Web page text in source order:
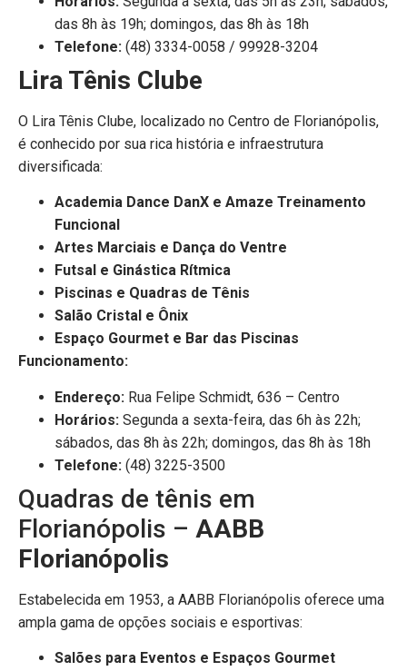
das 8h às 19h; domingos, das 8h às 18h
Telefone: (48) 3334-0058 / 99928-3204
Lira Tênis Clube
O Lira Tênis Clube, localizado no Centro de Florianópolis,
é conhecido por sua rica história e infraestrutura
diversificada:
Academia Dance DanX e Amaze Treinamento
Funcional
Artes Marciais e Dança do Ventre
Futsal e Ginástica Rítmica
Piscinas e Quadras de Tênis
Salão Cristal e Ônix
Espaço Gourmet e Bar das Piscinas
Funcionamento:
Endereço: Rua Felipe Schmidt, 636 – Centro
Horários: Segunda a sexta-feira, das 6h às 22h;
sábados, das 8h às 22h; domingos, das 8h às 18h
Telefone: (48) 3225-3500
Quadras de tênis em
Florianópolis – AABB
Florianópolis
Estabelecida em 1953, a AABB Florianópolis oferece uma
ampla gama de opções sociais e esportivas:
Salões para Eventos e Espaços Gourmet